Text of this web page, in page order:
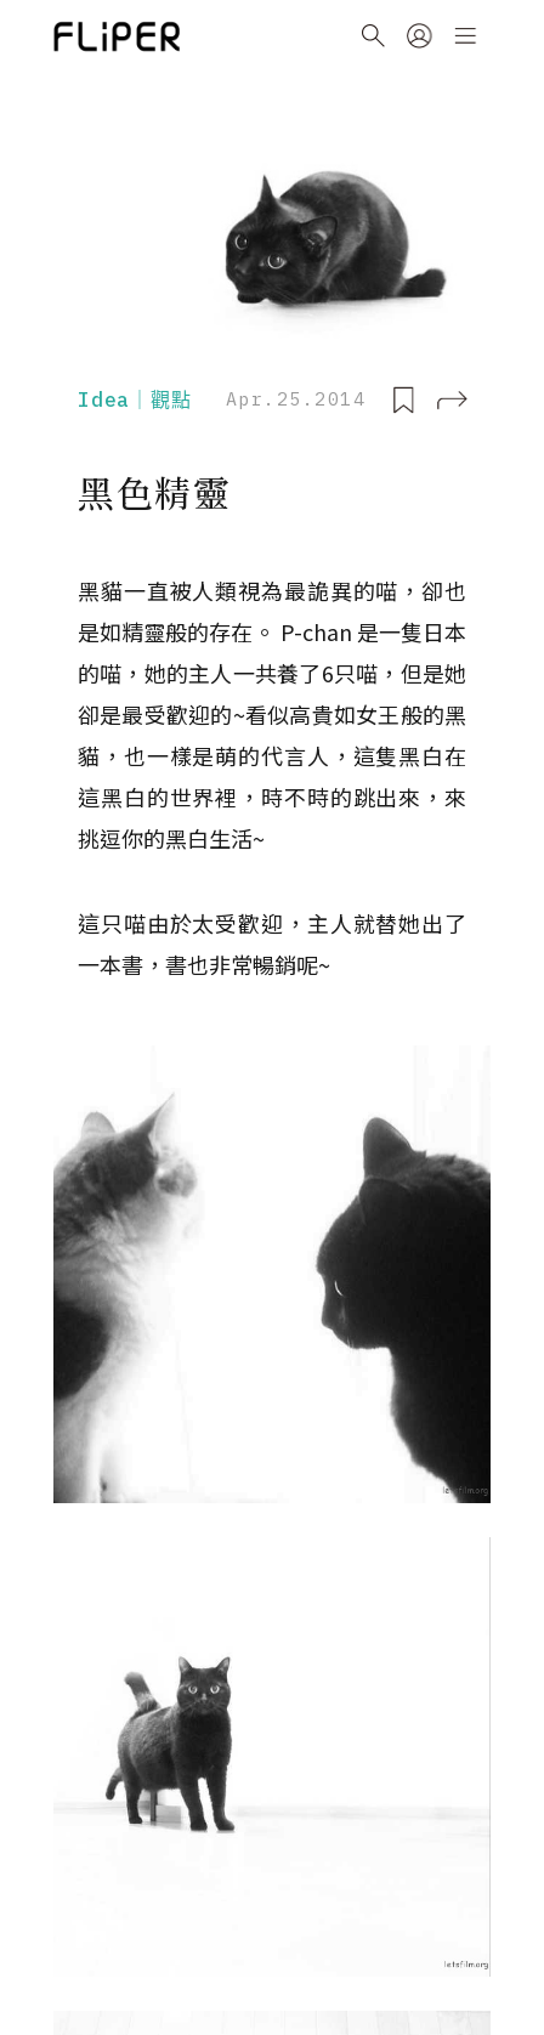
Idea｜觀點 Apr.25.2014
黑色精靈
黑貓一直被人類視為最詭異的喵，卻也
是如精靈般的存在。 P-chan 是一隻日本
的喵，她的主人一共養了6只喵，但是她
卻是最受歡迎的~看似高貴如女王般的黑
貓，也一樣是萌的代言人，這隻黑白在
這黑白的世界裡，時不時的跳出來，來
挑逗你的黑白生活~
這只喵由於太受歡迎，主人就替她出了
一本書，書也非常暢銷呢~